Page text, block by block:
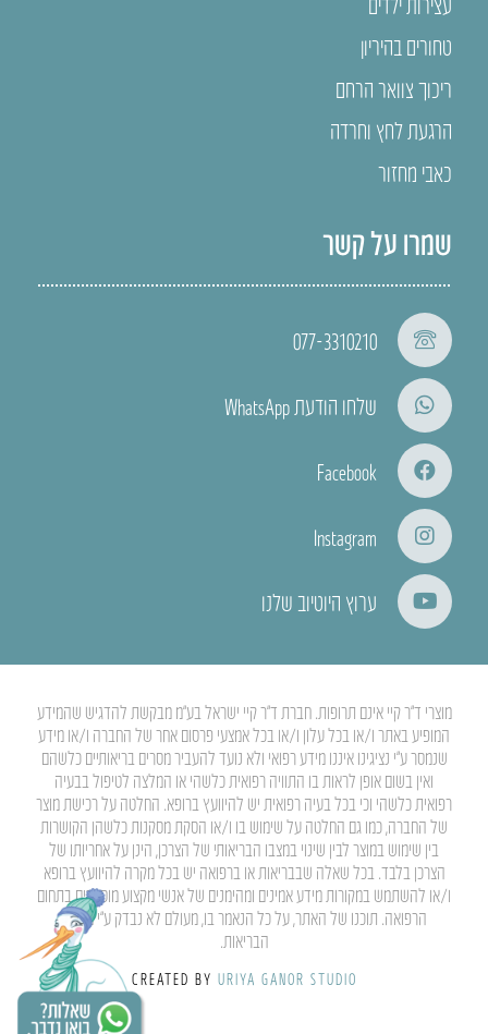
טחורים בהיריון
ריכוך צוואר הרחם
הרגעת לחץ וחרדה
כאבי מחזור
שמרו על קשר
077-3310210
שלחו הודעת WhatsApp
Facebook
Instagram
ערוץ היוטיוב שלנו
מוצרי ד”ר קיי אינם תרופות. חברת ד”ר קיי ישראל בע”מ מבקשת להדגיש שהמידע
המופיע באתר ו/או בכל עלון ו/או בכל אמצעי פרסום אחר של החברה ו/או מידע
שנמסר ע”י נציגינו איננו מידע רפואי ולא נועד להעביר מסרים בריאותיים כלשהם
ואין בשום אופן לראות בו התוויה רפואית כלשהי או המלצה לטיפול בבעיה
רפואית כלשהי וכי בכל בעיה רפואית יש להיוועץ ברופא. החלטה על רכישת מוצר
של החברה, כמו גם החלטה על שימוש בו ו/או הסקת מסקנות כלשהן הקושרות
בין שימוש במוצר לבין שינוי במצבו הבריאותי של הצרכן, הינן על אחריותו של
הצרכן בלבד. בכל שאלה שבבריאות או ברפואה יש בכל מקרה להיוועץ ברופא
ו/או להשתמש במקורות מידע אמינים ומהימנים של אנשי מקצוע מוסמכים בתחום
הרפואה. תוכנו של האתר, על כל הנאמר בו, מעולם לא נבדק ע”י משרד
הבריאות.
CREATED BY URIYA GANOR STUDIO